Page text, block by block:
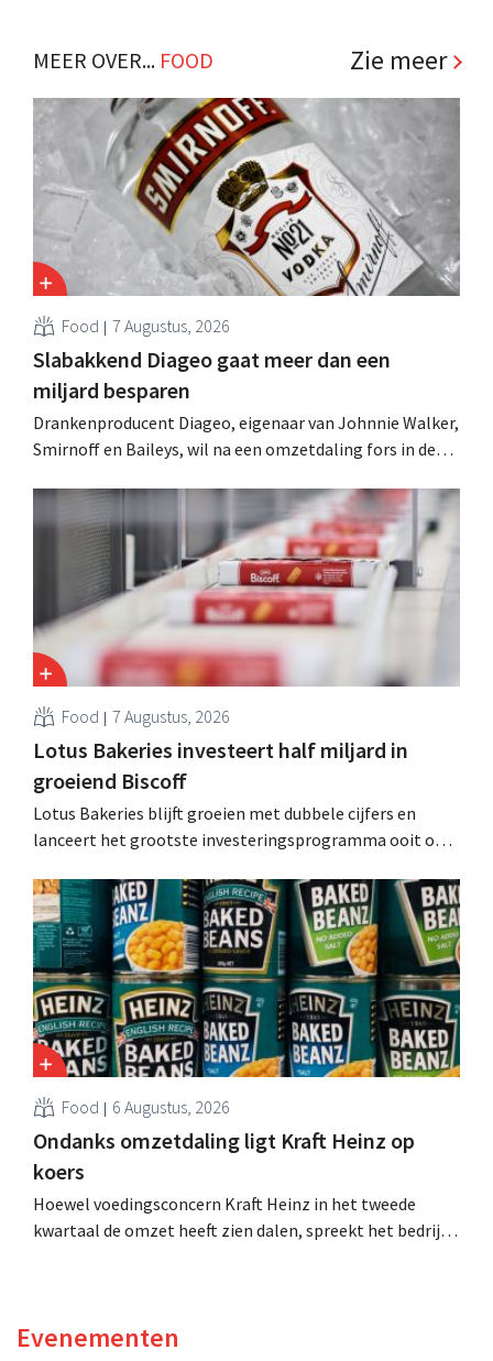
klanten. .
MEER OVER... FOOD Zie meer
Food 7 Augustus, 2026
Slabakkend Diageo gaat meer dan een
miljard besparen
Drankenproducent Diageo, eigenaar van Johnnie Walker,
Smirnoff en Baileys, wil na een omzetdaling fors in de
andere Guiness en voorgemixte cocktails.
Food 7 Augustus, 2026
Lotus Bakeries investeert half miljard in
groeiend Biscoff
Lotus Bakeries blijft groeien met dubbele cijfers en
lanceert het grootste investeringsprogramma ooit om
moeten dit momentum grijpen”.
Food 6 Augustus, 2026
Ondanks omzetdaling ligt Kraft Heinz op
koers
Hoewel voedingsconcern Kraft Heinz in het tweede
kwartaal de omzet heeft zien dalen, spreekt het bedrijf
Evenementen